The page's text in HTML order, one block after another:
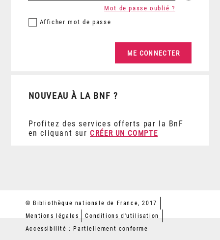
Afficher mot de passe
Mot de passe oublié ?
NOUVEAU À LA BNF ?
Profitez des services offerts par la BnF
en cliquant sur CRÉER UN COMPTE
© Bibliothèque nationale de France, 2017
Mentions légales
Conditions d'utilisation
Accessibilité : Partiellement conforme